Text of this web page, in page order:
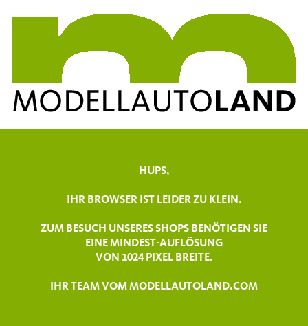
HUPS,
IHR BROWSER IST LEIDER ZU KLEIN.
ZUM BESUCH UNSERES SHOPS BENÖTIGEN SIE
EINE MINDEST-AUFLÖSUNG
VON 1024 PIXEL BREITE.
IHR TEAM VOM MODELLAUTOLAND.COM